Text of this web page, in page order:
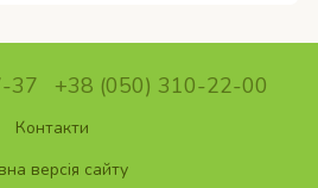
37 +38 (050) 310-22-00
Контакти
версія сайту